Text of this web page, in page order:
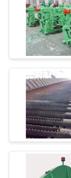
い
アル
延製